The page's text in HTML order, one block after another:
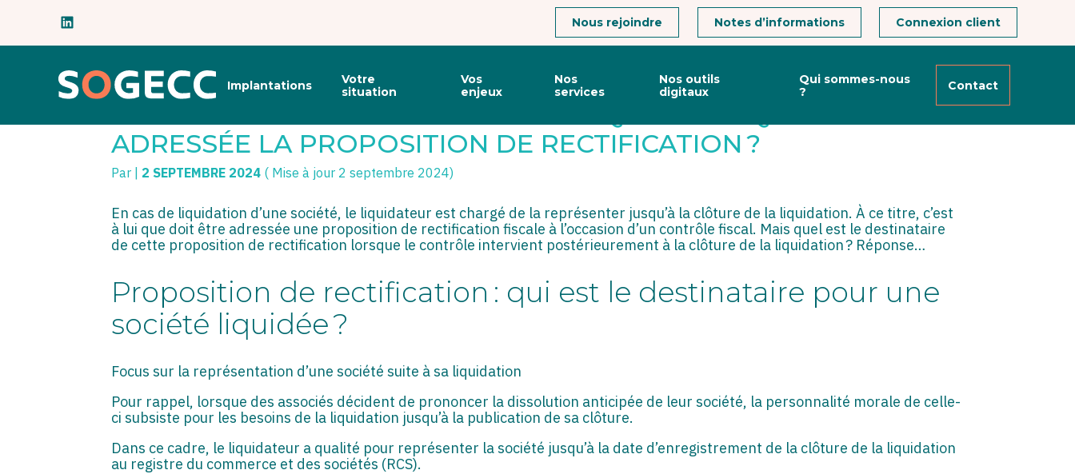
Connexion client
Notes d’informations
Nous rejoindre
Aller
Principal
Implantations
Votre
situation
Vos
enjeux
Nos
services
Nos outils
digitaux
Qui sommes-nous
?
Contact
CONTRÔLE FISCAL D’UNE SOCIÉTÉ LIQUIDÉE : À QUI DOIT ÊTRE
ADRESSÉE LA PROPOSITION DE RECTIFICATION ?
Par | 2 SEPTEMBRE 2024 ( Mise à jour 2 septembre 2024)
En cas de liquidation d’une société, le liquidateur est chargé de la représenter jusqu’à la clôture de la liquidation. À ce titre, c’est
à lui que doit être adressée une proposition de rectification fiscale à l’occasion d’un contrôle fiscal. Mais quel est le destinataire
de cette proposition de rectification lorsque le contrôle intervient postérieurement à la clôture de la liquidation ? Réponse…
Proposition de rectification : qui est le destinataire pour une
société liquidée ?
Focus sur la représentation d’une société suite à sa liquidation
Pour rappel, lorsque des associés décident de prononcer la dissolution anticipée de leur société, la personnalité morale de celle-
ci subsiste pour les besoins de la liquidation jusqu’à la publication de sa clôture.
Dans ce cadre, le liquidateur a qualité pour représenter la société jusqu’à la date d’enregistrement de la clôture de la liquidation
au registre du commerce et des sociétés (RCS).